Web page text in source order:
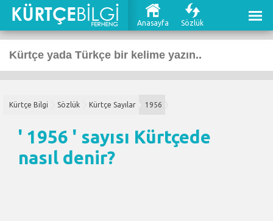
Anasayfa Sözlük
Kürtçe Bilgi Sözlük Kürtçe Sayılar 1956
' 1956 ' sayısı Kürtçede
nasıl denir?